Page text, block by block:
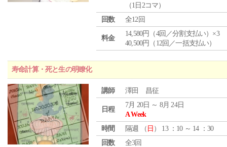
（1日2コマ）
回数
全12回
料金
14,580円（4回／分割支払い）×3
40,500円（12回／一括支払い）
寿命計算・死と生の明瞭化
講師 澤田 昌征
日程
7月 20日 ～ 8月 24日
A Week
時間
隔週 （ 日 ） 13 ：10 ～ 14 ：30
回数
全3回